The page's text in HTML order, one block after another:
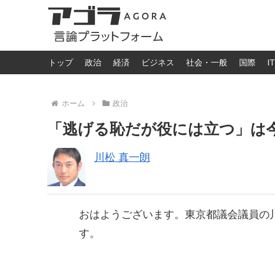
トップ 政治 経済 ビジネス 社会・一般 国際 IT
ホーム 政治
「逃げる恥だが役には立つ」
川松 真一朗
おはようございます。東京都議会議員
す。